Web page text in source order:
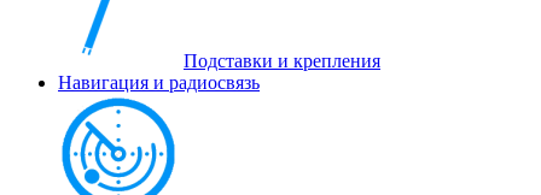
Подставки и крепления
Навигация и радиосвязь